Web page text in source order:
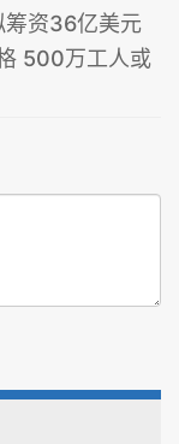
筹资36亿美元
500万工人或